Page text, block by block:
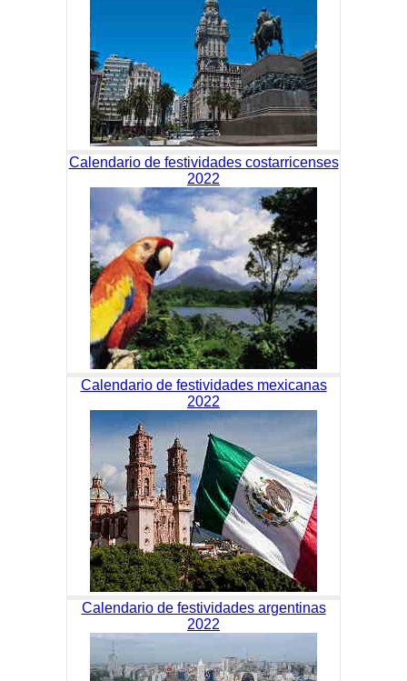
Calendario de festividades costarricenses
2022
Calendario de festividades mexicanas
2022
Calendario de festividades argentinas
2022